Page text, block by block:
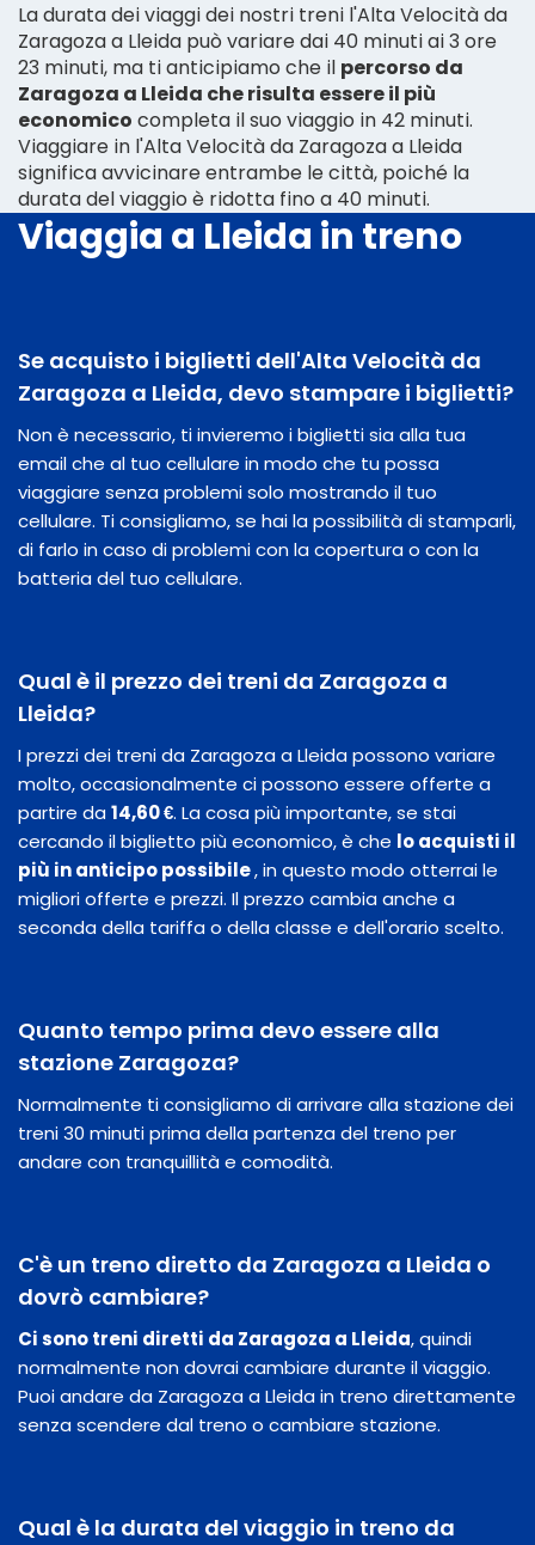
La durata dei viaggi dei nostri treni l'Alta Velocità da
Zaragoza a Lleida può variare dai 40 minuti ai 3 ore
23 minuti, ma ti anticipiamo che il percorso da
Zaragoza a Lleida che risulta essere il più
economico completa il suo viaggio in 42 minuti.
Viaggiare in l'Alta Velocità da Zaragoza a Lleida
significa avvicinare entrambe le città, poiché la
durata del viaggio è ridotta fino a 40 minuti.
Viaggia a Lleida in treno
Se acquisto i biglietti dell'Alta Velocità da
Zaragoza a Lleida, devo stampare i biglietti?
Non è necessario, ti invieremo i biglietti sia alla tua
email che al tuo cellulare in modo che tu possa
viaggiare senza problemi solo mostrando il tuo
cellulare. Ti consigliamo, se hai la possibilità di stamparli,
di farlo in caso di problemi con la copertura o con la
batteria del tuo cellulare.
Qual è il prezzo dei treni da Zaragoza a
Lleida?
I prezzi dei treni da Zaragoza a Lleida possono variare
molto, occasionalmente ci possono essere offerte a
partire da14,60 €. La cosa più importante, se stai
cercando il biglietto più economico, è che lo acquisti il
​​più in anticipo possibile, in questo modo otterrai le
migliori offerte e prezzi. Il prezzo cambia anche a
seconda della tariffa o della classe e dell'orario scelto.
Quanto tempo prima devo essere alla
stazione Zaragoza?
Normalmente ti consigliamo di arrivare alla stazione dei
treni 30 minuti prima della partenza del treno per
andare con tranquillità e comodità.
C'è un treno diretto da Zaragoza a Lleida o
dovrò cambiare?
Ci sono treni diretti da Zaragoza a Lleida, quindi
normalmente non dovrai cambiare durante il viaggio.
Puoi andare da Zaragoza a Lleida in treno direttamente
senza scendere dal treno o cambiare stazione.
Qual è la durata del viaggio in treno da